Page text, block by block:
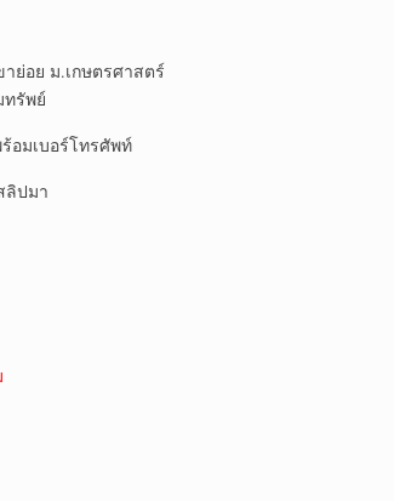
ย่อย ม.เกษตรศาสตร์
รัพย์
มเบอร์โทรศัพท์
ลิปมา